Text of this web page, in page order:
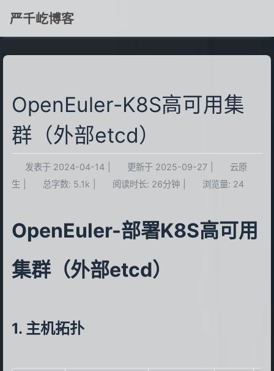
严千屹博客
OpenEuler-K8S高可用集
群（外部etcd）
发表于 2024-04-14 更新于 2025-09-27
云原
生
总字数: 5.1k 阅读时长: 26分钟 浏览量: 24
OpenEuler-部署K8S高可用
集群（外部etcd）
主机拓扑